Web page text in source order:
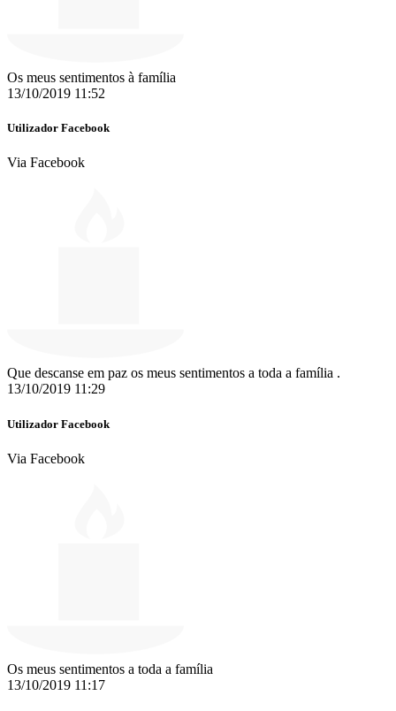
Os meus sentimentos à família
13/10/2019 11:52
Utilizador Facebook
Via Facebook
Que descanse em paz os meus sentimentos a toda a família .
13/10/2019 11:29
Utilizador Facebook
Via Facebook
Os meus sentimentos a toda a família
13/10/2019 11:17